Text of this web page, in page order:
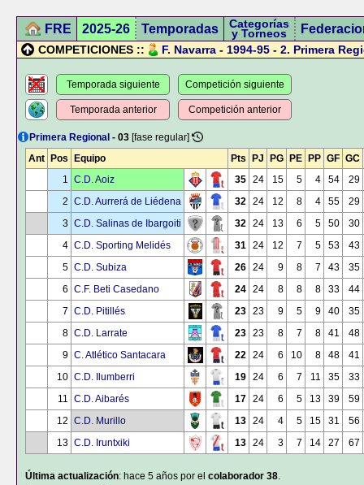
FRE 2025-26 Temporadas Categorías
y Torneos
COMPETICIONES :: F. Navarra - 1994-95 - 2. Primera
Temporada siguiente
Temporada anterior
Competición siguiente
Competición anterior
Primera Regional - 03 [fase regular]
Ant
Pos Equipo Pts PJ PG PE PP GF GC
1 C.D. Aoiz 35 24 15 5 4 54
29
2 C.D. Aurrerá de Liédena 32 24 12 8 4 55
29
3 C.D. Salinas de Ibargoiti 32 24 13 6 5 50
30
4 C.D. Sporting Melidés 31 24 12 7 5 53
43
5 C.D. Subiza 26 24 9 8 7 43
35
6 C.F. Beti Casedano 24 24 8 8 8 33
44
7 C.D. Pitillés 23 23 9 5 9 40
35
8 C.D. Larrate 23 23 8 7 8 41
48
9 C. Atlético Santacara 22 24 6 10 8 48
41
10 C.D. Ilumberri 19 24 6 7 11 35
33
11 C.D. Aibarés 17 24 6 5 13 39
59
12 C.D. Murillo 13 24 4 5 15 31
56
13 C.D. Iruntxiki 13 24 3 7 14 27 67
Última actualización: hace 5 años por el colaborador 38.